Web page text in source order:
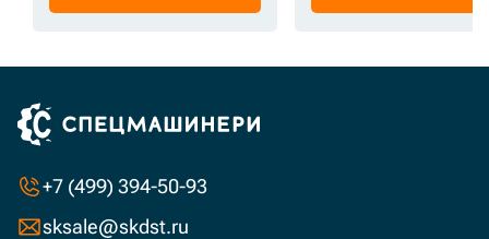
+7 (499) 394-50-93
sksale@skdst.ru